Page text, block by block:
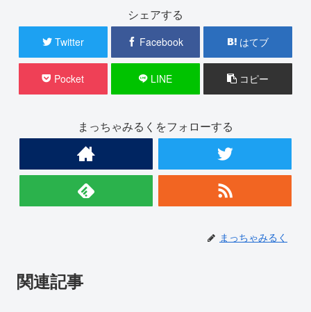
シェアする
Twitter Facebook はてブ
Pocket LINE コピー
まっちゃみるくをフォローする
まっちゃみるく
関連記事